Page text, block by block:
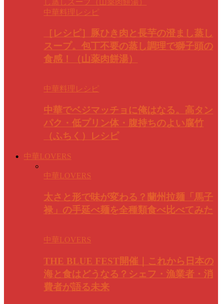
中華料理レシピ
［レシピ］豚ひき肉と長芋の澄まし蒸し
スープ。包丁不要の蒸し調理で獅子頭の
食感！（山薬肉餅湯）
中華料理レシピ
中華でベジマッチョに俺はなる。高タン
パク・低プリン体・腹持ちのよい腐竹
（ふちく）レシピ
中華LOVERS
中華LOVERS
太さと形で味が変わる？蘭州拉麺「馬子
禄」の手延べ麺を全種類食べ比べてみた
中華LOVERS
THE BLUE FEST開催｜これから日本の
海と食はどうなる？シェフ・漁業者・消
費者が語る未来